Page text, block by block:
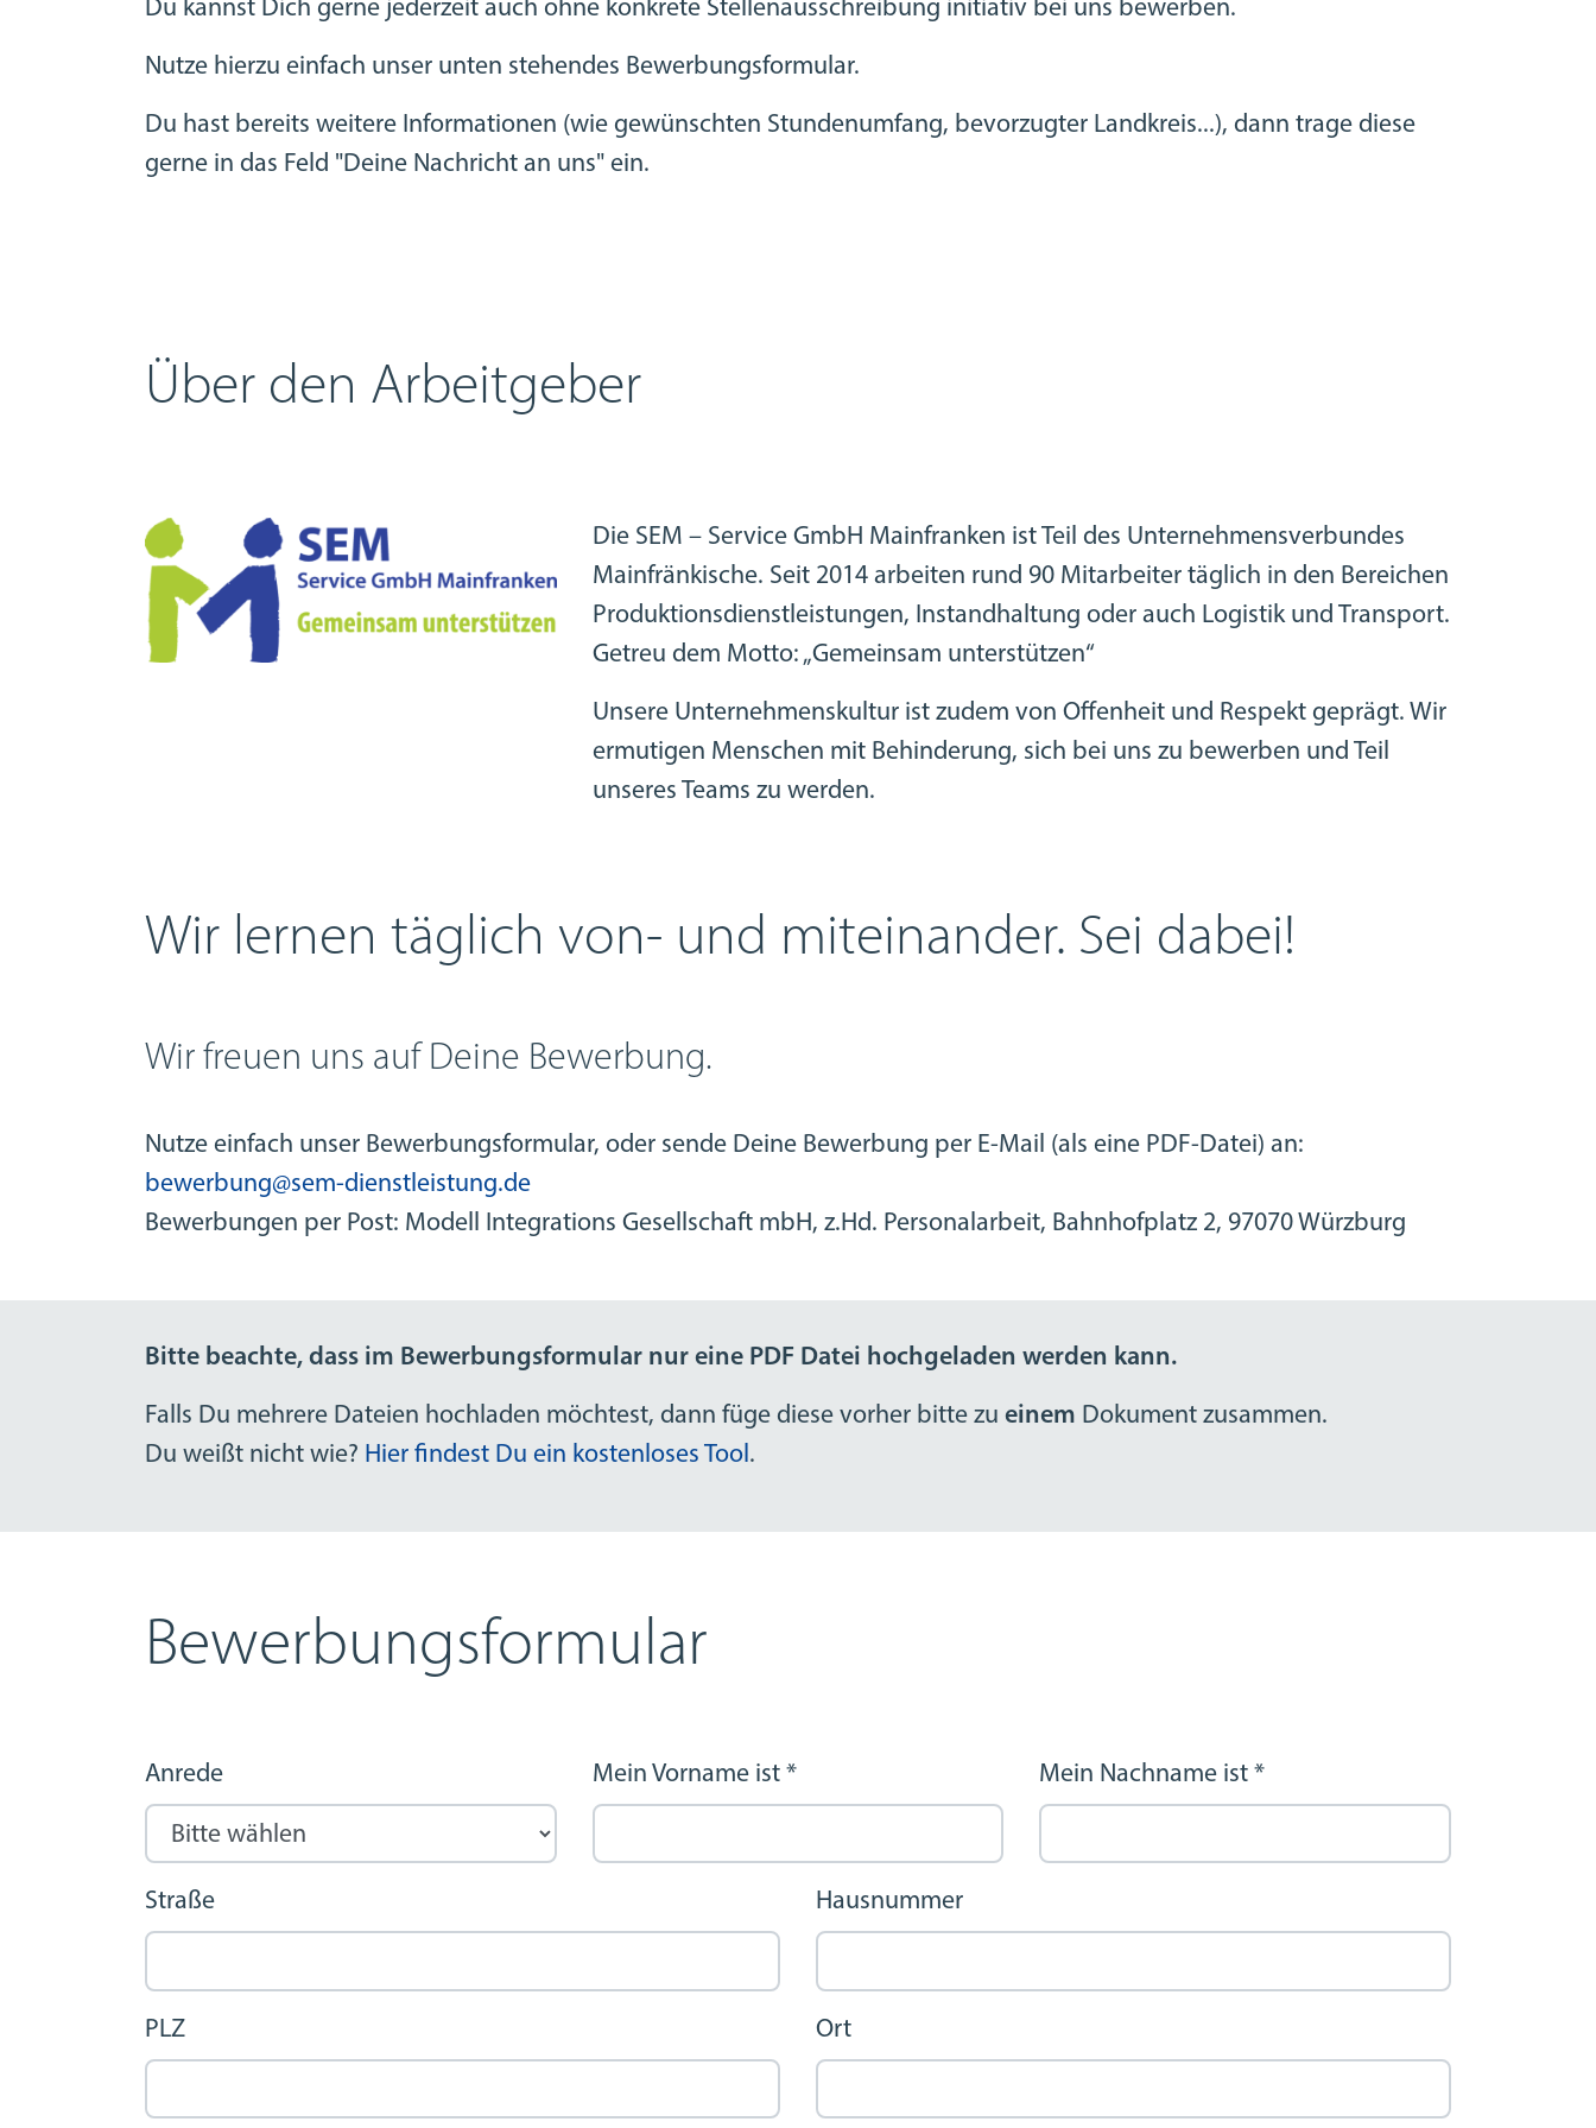
Du kannst Dich gerne jederzeit auch ohne konkrete Stellenausschreibung initiativ bei uns bewerben.
Nutze hierzu einfach unser unten stehendes Bewerbungsformular.
Du hast bereits weitere Informationen (wie gewünschten Stundenumfang, bevorzugter Landkreis...), dann trage diese
gerne in das Feld "Deine Nachricht an uns" ein.
Über den Arbeitgeber
Die SEM – Service GmbH Mainfranken ist Teil des Unternehmensverbundes
Mainfränkische. Seit 2014 arbeiten rund 90 Mitarbeiter täglich in den Bereichen
Produktionsdienstleistungen, Instandhaltung oder auch Logistik und Transport.
Getreu dem Motto: „Gemeinsam unterstützen“
Unsere Unternehmenskultur ist zudem von Offenheit und Respekt geprägt. Wir
ermutigen Menschen mit Behinderung, sich bei uns zu bewerben und Teil
unseres Teams zu werden.
Wir lernen täglich von- und miteinander. Sei dabei!
Wir freuen uns auf Deine Bewerbung.
Nutze einfach unser Bewerbungsformular, oder sende Deine Bewerbung per E-Mail (als eine PDF-Datei) an:
bewerbung@sem-dienstleistung.de
Bewerbungen per Post: Modell Integrations Gesellschaft mbH, z.Hd. Personalarbeit, Bahnhofplatz 2, 97070 Würzburg
Bitte beachte, dass im Bewerbungsformular nur eine PDF Datei hochgeladen werden kann.
Falls Du mehrere Dateien hochladen möchtest, dann füge diese vorher bitte zu einem Dokument zusammen.
Du weißt nicht wie? Hier findest Du ein kostenloses Tool .
Bewerbungsformular
Anrede Mein Vorname ist * Mein Nachname ist*
Straße Hausnummer
PLZ Ort